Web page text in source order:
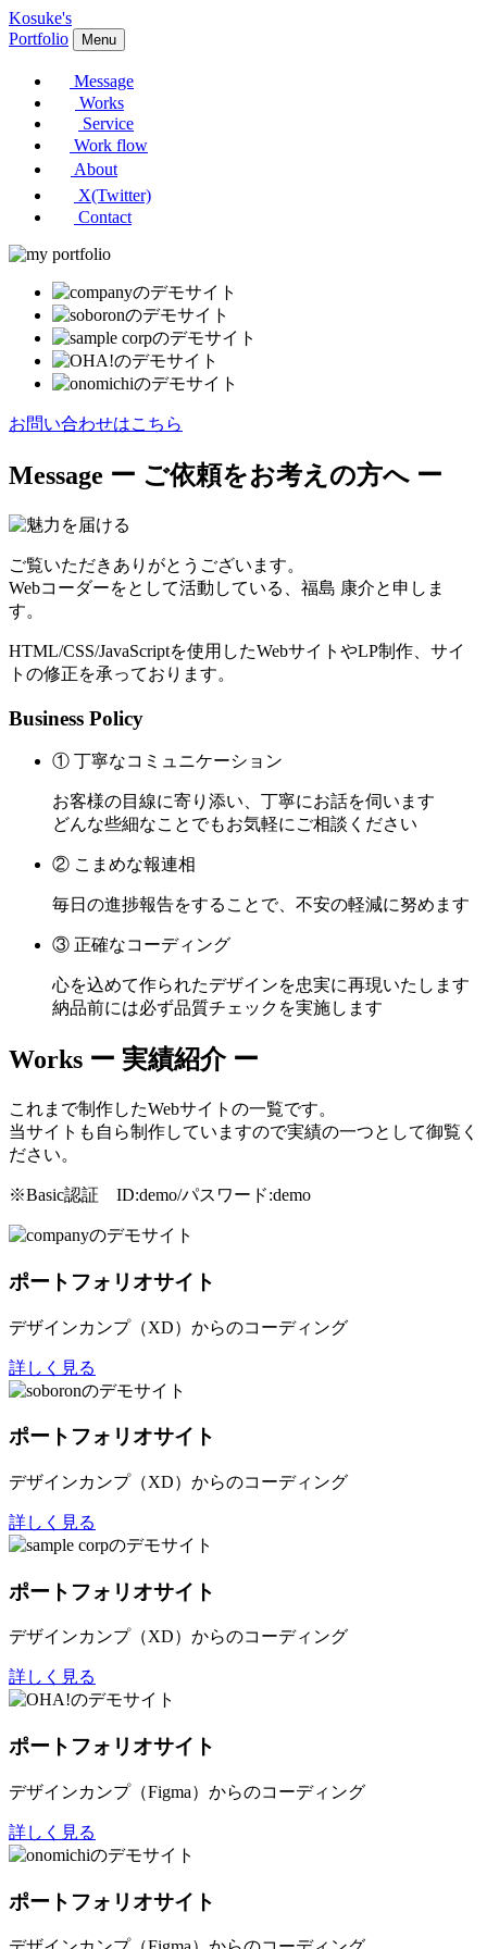
Kosuke's
Portfolio
Menu
Message
Works
Service
Work flow
About
X(Twitter)
Contact
お問い合わせはこちら
Message ー ご依頼をお考えの方へ ー
ご覧いただきありがとうございます。
Webコーダーをとして活動している、福島 康介と申しま
す。
HTML/CSS/JavaScriptを使用したWebサイトやLP制作、サイ
トの修正を承っております。
Business Policy
① 丁寧なコミュニケーション
お客様の目線に寄り添い、丁寧にお話を伺います
どんな些細なことでもお気軽にご相談ください
② こまめな報連相
毎日の進捗報告をすることで、不安の軽減に努めます
③ 正確なコーディング
心を込めて作られたデザインを忠実に再現いたします
納品前には必ず品質チェックを実施します
Works ー 実績紹介 ー
これまで制作したWebサイトの一覧です。
当サイトも自ら制作していますので実績の一つとして御覧く
ださい。
※Basic認証 ID:demo/パスワード:demo
ポートフォリオサイト
デザインカンプ（XD）からのコーディング
詳しく見る
ポートフォリオサイト
デザインカンプ（XD）からのコーディング
詳しく見る
ポートフォリオサイト
デザインカンプ（XD）からのコーディング
詳しく見る
ポートフォリオサイト
デザインカンプ（Figma）からのコーディング
詳しく見る
ポートフォリオサイト